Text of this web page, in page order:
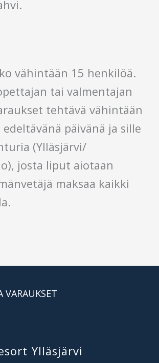
vähintään 15 henkilöä.
tai valmentajan
tehtävä vähintään
päivänä ja sille
(Ylläsjärvi/
josta liput aiotaan
maksaa kaikki
VARAUKSET
Ylläsjärvi